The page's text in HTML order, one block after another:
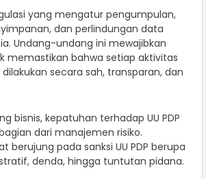
yang mengatur pengumpulan,
dan perlindungan data
Undang-undang ini mewajibkan
memastikan bahwa setiap aktivitas
secara sah, transparan, dan
bisnis, kepatuhan terhadap UU PDP
dari manajemen risiko.
berujung pada sanksi UU PDP berupa
denda, hingga tuntutan pidana.